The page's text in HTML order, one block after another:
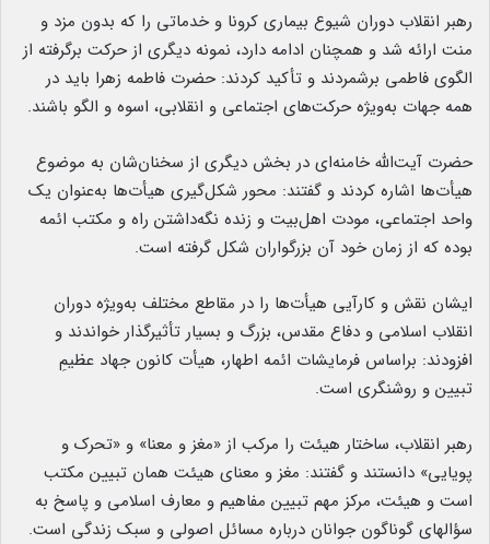
رهبر انقلاب دوران شیوع بیماری کرونا و خدماتی را که بدون مزد و
منت ارائه شد و همچنان ادامه دارد، نمونه دیگری از حرکت برگرفته از
الگوی فاطمی برشمردند و تأکید کردند: حضرت فاطمه زهرا باید در
همه جهات به‌ویژه حرکت‌های اجتماعی و انقلابی، اسوه و الگو باشند.
حضرت آیت‌الله خامنه‌ای در بخش دیگری از سخنان‌شان به موضوع
هیأت‌ها اشاره کردند و گفتند: محور شکل‌گیری هیأت‌ها به‌عنوان یک
واحد اجتماعی، مودت اهل‌بیت و زنده نگه‌داشتن راه و مکتب ائمه
بوده که از زمان خود آن بزرگواران شکل گرفته است.
ایشان نقش و کارآیی هیأت‌ها را در مقاطع مختلف به‌ویژه دوران
انقلاب اسلامی و دفاع مقدس، بزرگ و بسیار تأثیرگذار خواندند و
افزودند: براساس فرمایشات ائمه اطهار، هیأت کانون جهاد عظیمِ
تبیین و روشنگری است.
رهبر انقلاب، ساختار هیئت را مرکب از «مغز و معنا» و «تحرک و
پویایی» دانستند و گفتند: مغز و معنای هیئت همان تبیین مکتب
است و هیئت، مرکز مهم تبیین مفاهیم و معارف اسلامی و پاسخ به
سؤالهای گوناگون جوانان درباره مسائل اصولی و سبک زندگی است.